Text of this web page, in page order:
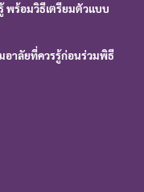
พร้อมวิธีเตรียมตัวแบบ
อาลัยที่ควรรู้ก่อนร่วมพิธี